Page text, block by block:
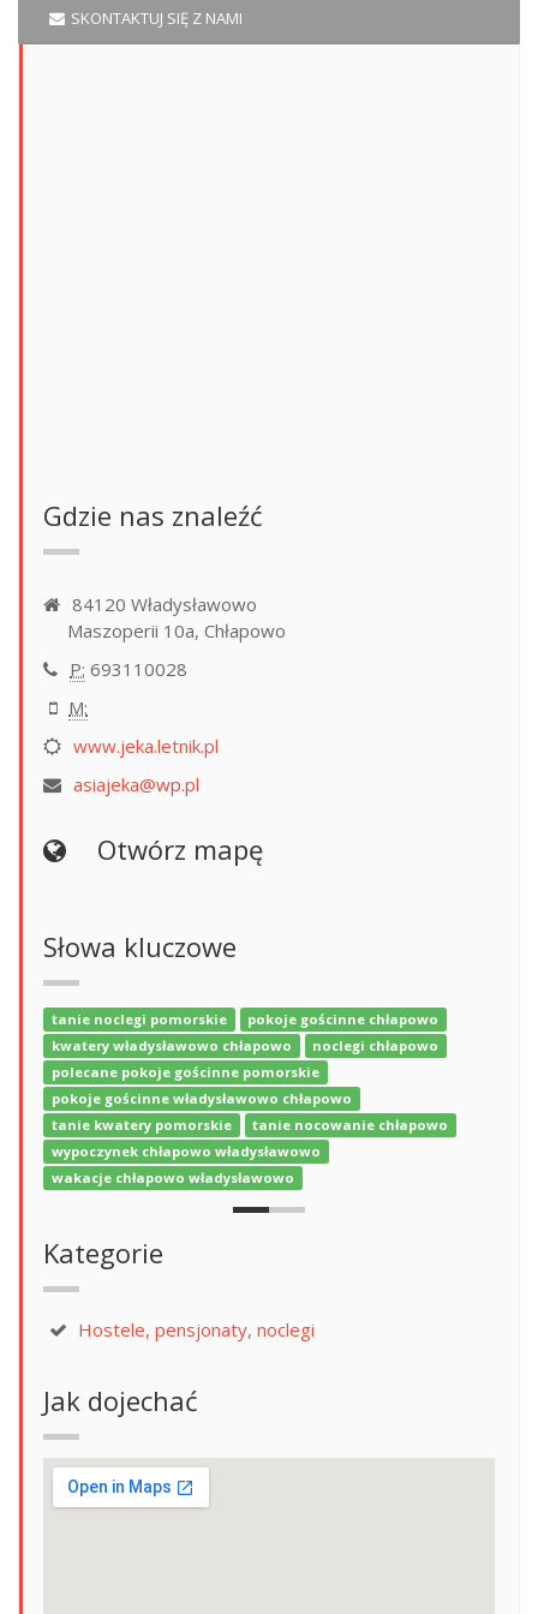
SKONTAKTUJ SIĘ Z NAMI
Gdzie nas znaleźć
84120 Władysławowo
Maszoperii 10a, Chłapowo
P: 693110028
M:
www.jeka.letnik.pl
asiajeka@wp.pl
Otwórz mapę
Słowa kluczowe
tanie noclegi pomorskie
pokoje gościnne chłapowo
kwatery władysławowo chłapowo
noclegi chłapowo
polecane pokoje gościnne pomorskie
pokoje gościnne władysławowo chłapowo
tanie kwatery pomorskie
tanie nocowanie chłapowo
wypoczynek chłapowo władysławowo
wakacje chłapowo władysławowo
Kategorie
Hostele, pensjonaty, noclegi
Jak dojechać